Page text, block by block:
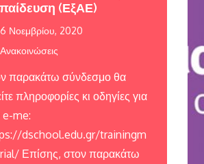
(ΕξΑΕ)
Νοεμβρίου, 2020
Ανακοινώσεις
παρακάτω σύνδεσμο θα
πληροφορίες κι οδηγίες για
e-me:
dschool.edu.gr/trainingm
Επίσης, στον παρακάτω